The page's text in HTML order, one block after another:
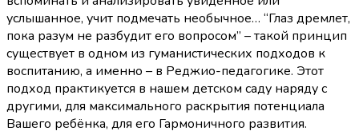
услышанное, учит подмечать необычное… “Глаз дремлет,
пока разум не разбудит его вопросом” – такой принцип
существует в одном из гуманистических подходов к
воспитанию, а именно – в Реджио-педагогике. Этот
подход практикуется в нашем детском саду наряду с
другими, для максимального раскрытия потенциала
Вашего ребёнка, для его Гармоничного развития.